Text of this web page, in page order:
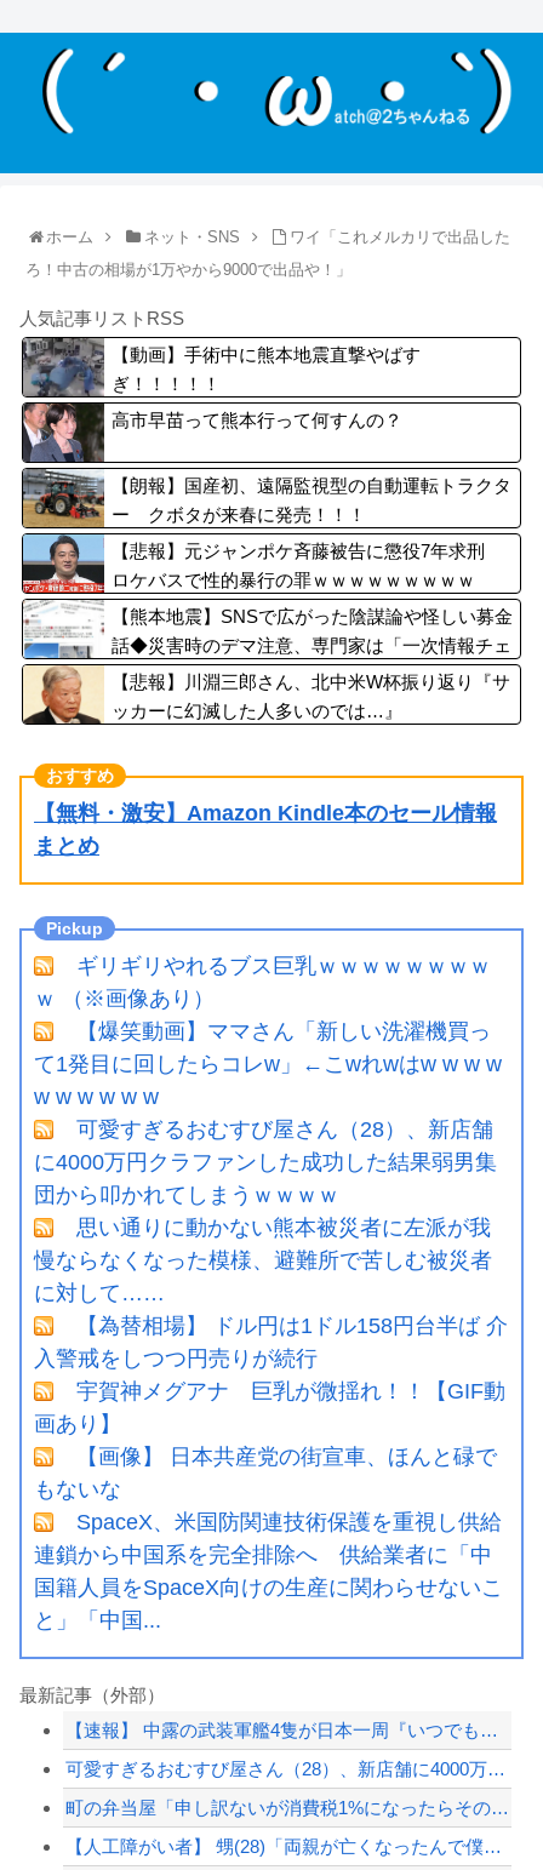
ホーム ネット・SNS
ワイ「これメルカリで出品した
ろ！中古の相場が1万やから9000で出品や！」
人気記事リストRSS
【動画】手術中に熊本地震直撃やばす
ぎ！！！！！
高市早苗って熊本行って何すんの？
【朗報】国産初、遠隔監視型の自動運転トラクタ
ー クボタが来春に発売！！！
【悲報】元ジャンポケ斉藤被告に懲役7年求刑
ロケバスで性的暴行の罪ｗｗｗｗｗｗｗｗｗ
【熊本地震】SNSで広がった陰謀論や怪しい募金
話◆災害時のデマ注意、専門家は「一次情報チェ
ックを」
【悲報】川淵三郎さん、北中米W杯振り返り『サ
ッカーに幻滅した人多いのでは…』
【無料・激安】Amazon Kindle本のセール情報
まとめ
ギリギリやれるブス巨乳ｗｗｗｗｗｗｗｗ
ｗ （※画像あり）
【爆笑動画】ママさん「新しい洗濯機買っ
て1発目に回したらコレw」←こwれwはw w w w
w w w w w w
可愛すぎるおむすび屋さん（28）、新店舗
に4000万円クラファンした成功した結果弱男集
団から叩かれてしまうｗｗｗｗ
思い通りに動かない熊本被災者に左派が我
慢ならなくなった模様、避難所で苦しむ被災者
に対して……
【為替相場】 ドル円は1ドル158円台半ば 介
入警戒をしつつ円売りが続行
宇賀神メグアナ 巨乳が微揺れ！！【GIF動
画あり】
【画像】 日本共産党の街宣車、ほんと碌で
もないな
SpaceX、米国防関連技術保護を重視し供給
連鎖から中国系を完全排除へ 供給業者に「中
国籍人員をSpaceX向けの生産に関わらせないこ
と」「中国...
最新記事（外部）
【速報】 中露の武装軍艦4隻が日本一周『いつでも国家沈没させられるぞ』
可愛すぎるおむすび屋さん（28）、新店舗に4000万円クラファンした成功した結果...
町の弁当屋「申し訳ないが消費税1%になったらその分商品代を値上げするわ」
【人工障がい者】 甥(28)「両親が亡くなったんで僕のこと引き取ってほしいんです...